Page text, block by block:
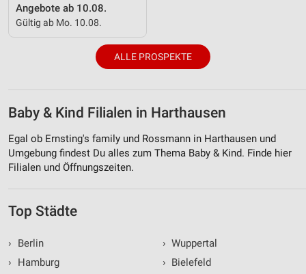
Angebote ab 10.08.
Gültig ab Mo. 10.08.
ALLE PROSPEKTE
Baby & Kind Filialen in Harthausen
Egal ob Ernsting's family und Rossmann in Harthausen und
Umgebung findest Du alles zum Thema Baby & Kind. Finde hier
Filialen und Öffnungszeiten.
Top Städte
›
Berlin
›
Hamburg
› Wuppertal
› Bielefeld